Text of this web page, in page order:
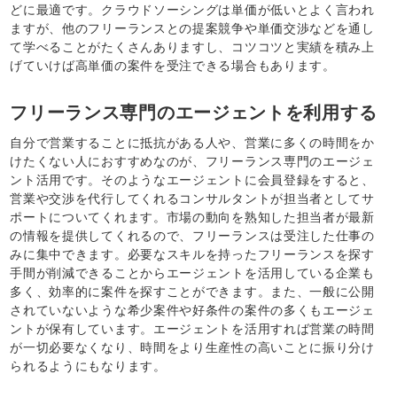
どに最適です。クラウドソーシングは単価が低いとよく言われ
ますが、他のフリーランスとの提案競争や単価交渉などを通し
て学べることがたくさんありますし、コツコツと実績を積み上
げていけば高単価の案件を受注できる場合もあります。
フリーランス専門のエージェントを利用する
自分で営業することに抵抗がある人や、営業に多くの時間をか
けたくない人におすすめなのが、フリーランス専門のエージェ
ント活用です。そのようなエージェントに会員登録をすると、
営業や交渉を代行してくれるコンサルタントが担当者としてサ
ポートについてくれます。市場の動向を熟知した担当者が最新
の情報を提供してくれるので、フリーランスは受注した仕事の
みに集中できます。必要なスキルを持ったフリーランスを探す
手間が削減できることからエージェントを活用している企業も
多く、効率的に案件を探すことができます。また、一般に公開
されていないような希少案件や好条件の案件の多くもエージェ
ントが保有しています。エージェントを活用すれば営業の時間
が一切必要なくなり、時間をより生産性の高いことに振り分け
られるようにもなります。